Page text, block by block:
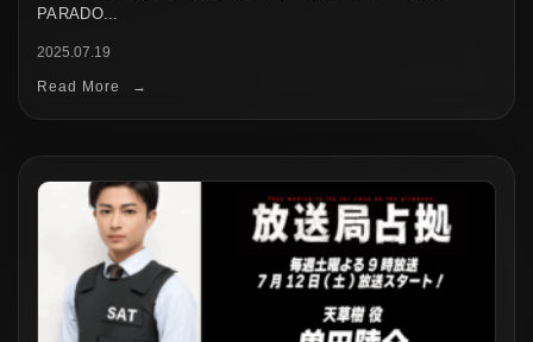
PARADO...
2025.07.19
Read More →